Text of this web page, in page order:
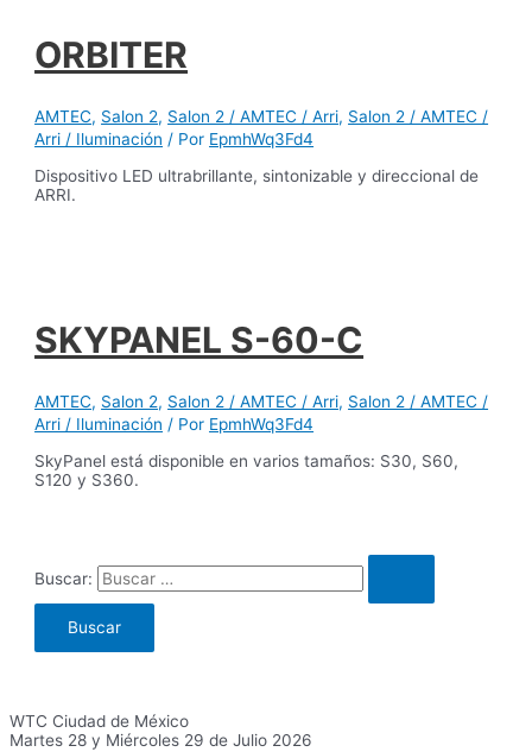
ORBITER
AMTEC, Salon 2, Salon 2 / AMTEC / Arri, Salon 2 / AMTEC /
Arri / Iluminación / Por EpmhWq3Fd4
Dispositivo LED ultrabrillante, sintonizable y direccional de
ARRI.
SKYPANEL S-60-C
AMTEC, Salon 2, Salon 2 / AMTEC / Arri, Salon 2 / AMTEC /
Arri / Iluminación / Por EpmhWq3Fd4
SkyPanel está disponible en varios tamaños: S30, S60,
S120 y S360.
Buscar:
WTC Ciudad de México
Martes 28 y Miércoles 29 de Julio 2026